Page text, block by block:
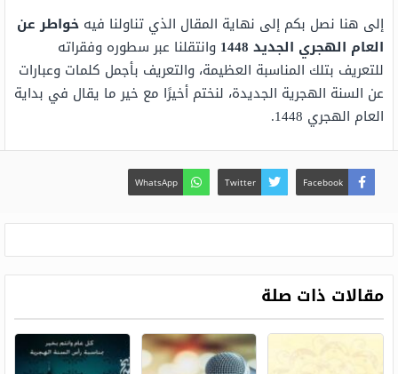
إلى هنا نصل بكم إلى نهاية المقال الذي تناولنا فيه خواطر عن
العام الهجري الجديد 1448
وانتقلنا عبر سطوره وفقراته
للتعريف بتلك المناسبة العظيمة، والتعريف بأجمل كلمات وعبارات
عن السنة الهجرية الجديدة، لنختم أخيرًا مع خير ما يقال في بداية
العام الهجري 1448.
Facebook
Twitter
WhatsApp
مقالات ذات صلة